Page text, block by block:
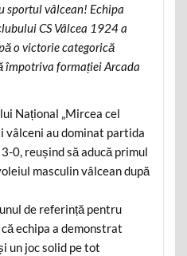
sportul vâlcean! Echipa
CS Vâlcea 1924 a
o victorie categorică
formației Arcada
Național „Mircea cel
vâlceni au dominat partida
0, reușind să aducă primul
masculin vâlcean după
de referință pentru
echipa a demonstrat
un joc solid pe tot